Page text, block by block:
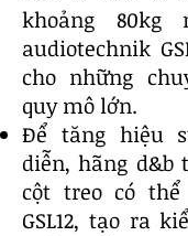
khoảng 80kg
audiotechnik
cho những
quy mô lớn.
Để tăng hiệu
diễn, hãng
cột treo có
GSL12, tạo ra